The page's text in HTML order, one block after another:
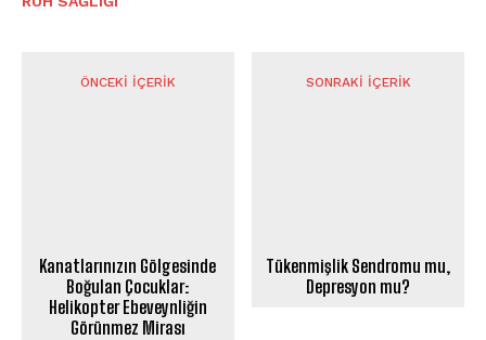
ÖNCEKI İÇERIK
Kanatlarınızın Gölgesinde
Boğulan Çocuklar:
Helikopter Ebeveynliğin
Görünmez Mirası
SONRAKI İÇERIK
Tükenmişlik Sendromu mu,
Depresyon mu?